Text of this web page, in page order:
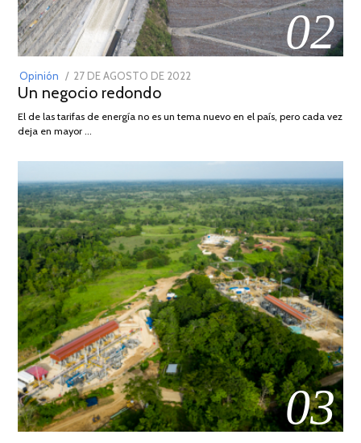
02
Opinión
POSTED
ON
27 DE AGOSTO DE 2022
DE
Un negocio redondo
El de las tarifas de energía no es un tema nuevo en el país, pero cada vez
deja en mayor …
03